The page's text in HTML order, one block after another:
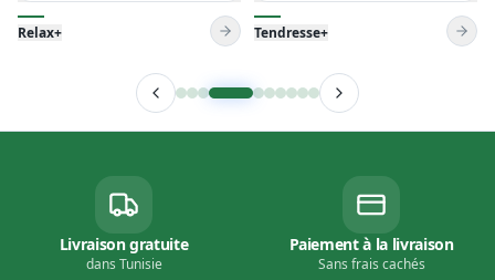
Tendresse+ Venise Pillow
Livraison gratuite
dans Tunisie
Paiement à la livraison
Sans frais cachés